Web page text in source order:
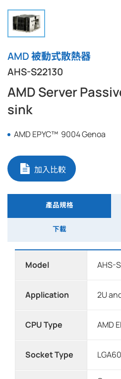
AMD 被動式散熱器
AHS-S22130
AMD Server
sink
AMD EPYC™ 9004 Genoa
加入比較
產品規格
下載
Model AHS-
Application 2U
CPU Type AMD
Socket Type